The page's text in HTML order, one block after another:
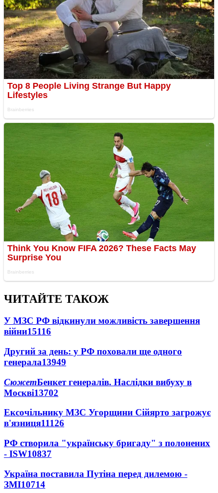
ЧИТАЙТЕ ТАКОЖ
У МЗС РФ відкинули можливість завершення
війни15116
Другий за день: у РФ поховали ще одного
генерала13949
СюжетБенкет генералів. Наслідки вибуху в
Москві13702
Ексочільнику МЗС Угорщини Сійярто загрожує
в'язниця11126
РФ створила "українську бригаду" з полонених
- ISW10837
Україна поставила Путіна перед дилемою -
ЗМІ10714